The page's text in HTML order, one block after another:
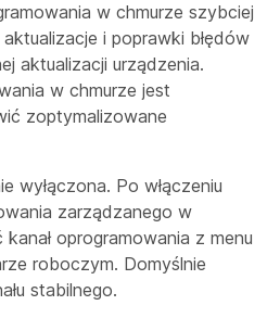
w chmurze szybciej
i poprawki błędów
aktualizacji urządzenia.
w chmurze jest
zoptymalizowane
wyłączona. Po włączeniu
zarządzanego w
oprogramowania z menu
roboczym. Domyślnie
stabilnego.